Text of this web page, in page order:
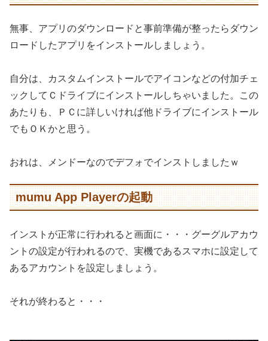
無事、アプリのダウンロードと事前準備が整ったらダウン
ロードしたアプリをインストールしましょう。
自分は、カスタムインストールでアイコンなどの付加チェ
ックしてＣドライブにインストールしちゃいました。この
あたりも、ＰＣに詳しいければ他ドライブにインストール
でもＯＫかと思う。
おれは、メンドーなのでデフォでインストしましたｗ
mumu App Playerの起動
インストが正常に行われると画面に・・・グーグルアカウ
ントの設定が行われるので、実機であるスマホに設定して
あるアカウントを設定しましょう。
それが終わると・・・